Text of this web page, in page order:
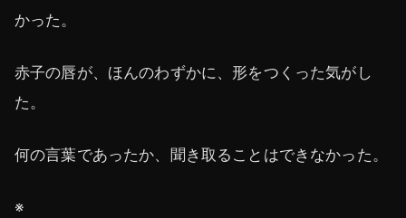
かった。
赤子の唇が、ほんのわずかに、形をつくった気がし
た。
何の言葉であったか、聞き取ることはできなかった。
※